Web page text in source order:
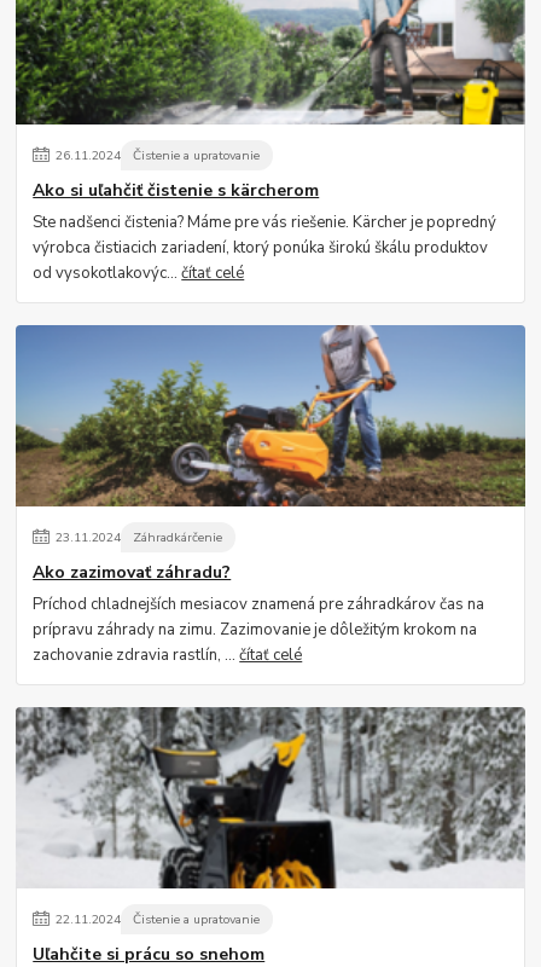
26.11.2024 Čistenie a upratovanie
Ako si uľahčiť čistenie s kärcherom
Ste nadšenci čistenia? Máme pre vás riešenie. Kärcher je popredný
výrobca čistiacich zariadení, ktorý ponúka širokú škálu produktov
od vysokotlakovýc...čítať celé
23.11.2024 Záhradkárčenie
Ako zazimovať záhradu?
Príchod chladnejších mesiacov znamená pre záhradkárov čas na
prípravu záhrady na zimu. Zazimovanie je dôležitým krokom na
zachovanie zdravia rastlín, ...čítať celé
22.11.2024 Čistenie a upratovanie
Uľahčite si prácu so snehom